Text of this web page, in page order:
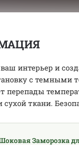
интерьер и
с темными
ткани.
Заморозка